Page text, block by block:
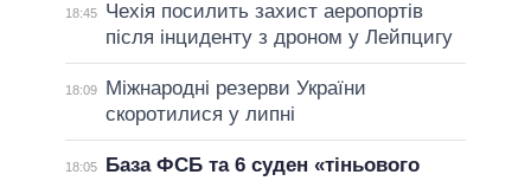
18:45
Чехія посилить захист аеропортів
після інциденту з дроном у Лейпцигу
18:09
Міжнародні резерви України
скоротилися у липні
18:05
База ФСБ та 6 суден «тіньового